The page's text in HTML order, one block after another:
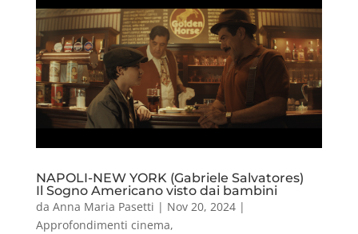
NAPOLI-NEW YORK (Gabriele Salvatores)
Il Sogno Americano visto dai bambini
da Anna Maria Pasetti | Nov 20, 2024|
Approfondimenti cinema,